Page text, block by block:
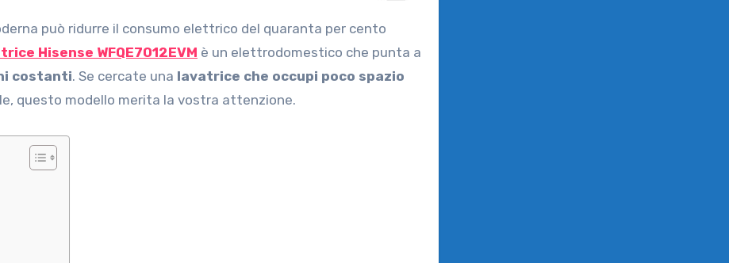
Hisense WFQE7012EVM è un elettrodomestico che punta a
costanti. Se cercate una lavatrice che occupi poco spazio
questo modello merita la vostra attenzione.